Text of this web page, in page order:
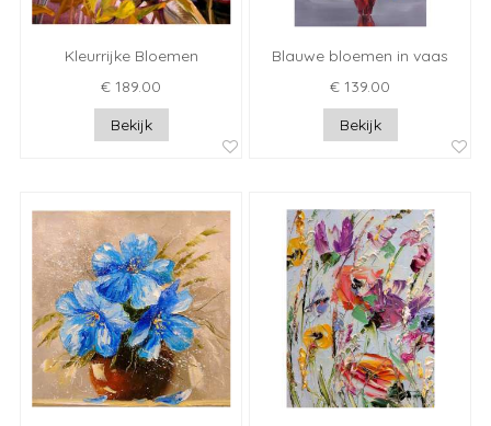
Kleurrijke Bloemen
€ 189.00
Bekijk
Blauwe bloemen in vaas
€ 139.00
Bekijk